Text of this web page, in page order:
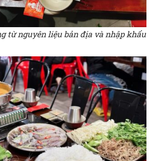
từ nguyên liệu bản địa và nhập khẩu